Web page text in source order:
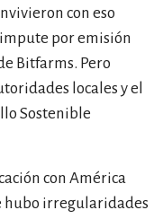
con eso
por emisión
Bitfarms. Pero
locales y el
Sostenible
con América
hubo irregularidades